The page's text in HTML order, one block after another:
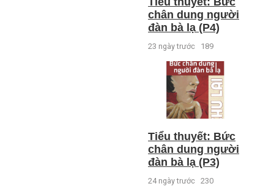
chân dung người
đàn bà lạ (P4)
23 ngày trước 189
Tiểu thuyết: Bức
chân dung người
đàn bà lạ (P3)
24 ngày trước 230